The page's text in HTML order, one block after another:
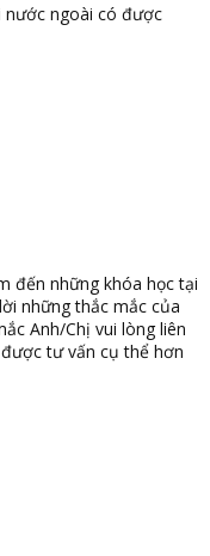
nước ngoài có được
đến những khóa học tại
những thắc mắc của
Anh/Chị vui lòng liên
tư vấn cụ thể hơn